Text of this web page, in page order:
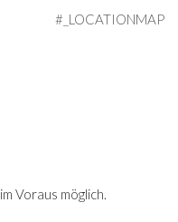
#_LOCATIONMAP
Voraus möglich.